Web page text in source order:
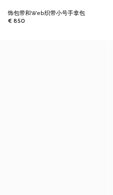
饰包带和Web织带小号手拿包
€ 850